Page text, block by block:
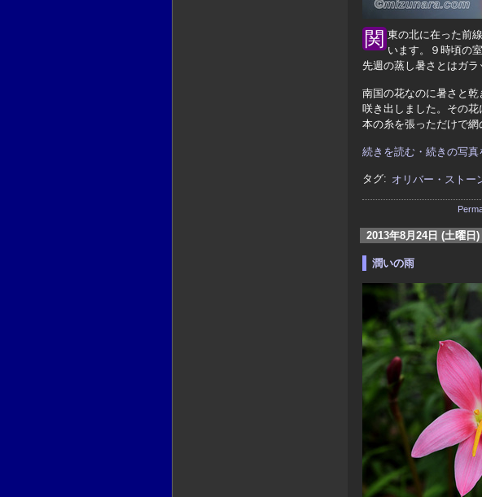
関東の北に在った前線が南岸より更に南に下がって乾いた空気に包まれて
います。９時頃の
先週の蒸し暑さとはガラ
南国の花なのに暑さと
咲き出しました。その
本の糸を張っただけで網
続きを読む・続きの写
タグ: オリバー・ストー
2013年8月24日 (土曜日)
潤いの雨